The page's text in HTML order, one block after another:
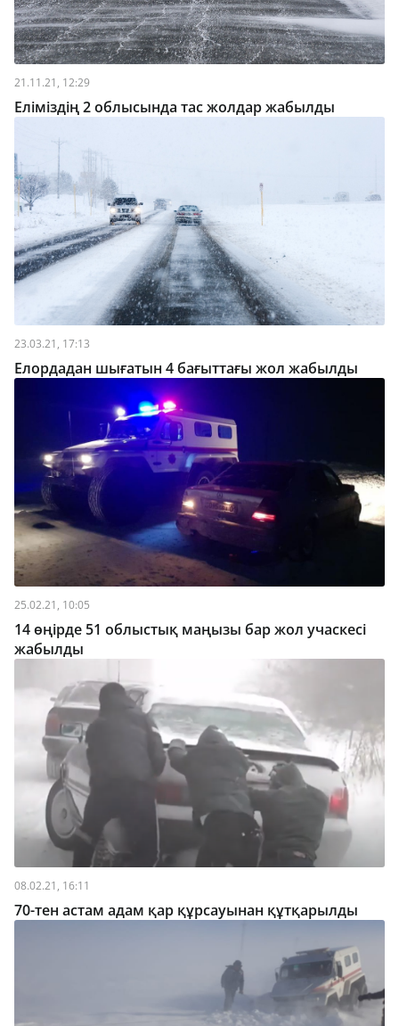
21.11.21, 12:29
Еліміздің 2 облысында тас жолдар жабылды
23.03.21, 17:13
Елордадан шығатын 4 бағыттағы жол жабылды
25.02.21, 10:05
14 өңірде 51 облыстық маңызы бар жол учаскесі
жабылды
08.02.21, 16:11
70-тен астам адам қар құрсауынан құтқарылды